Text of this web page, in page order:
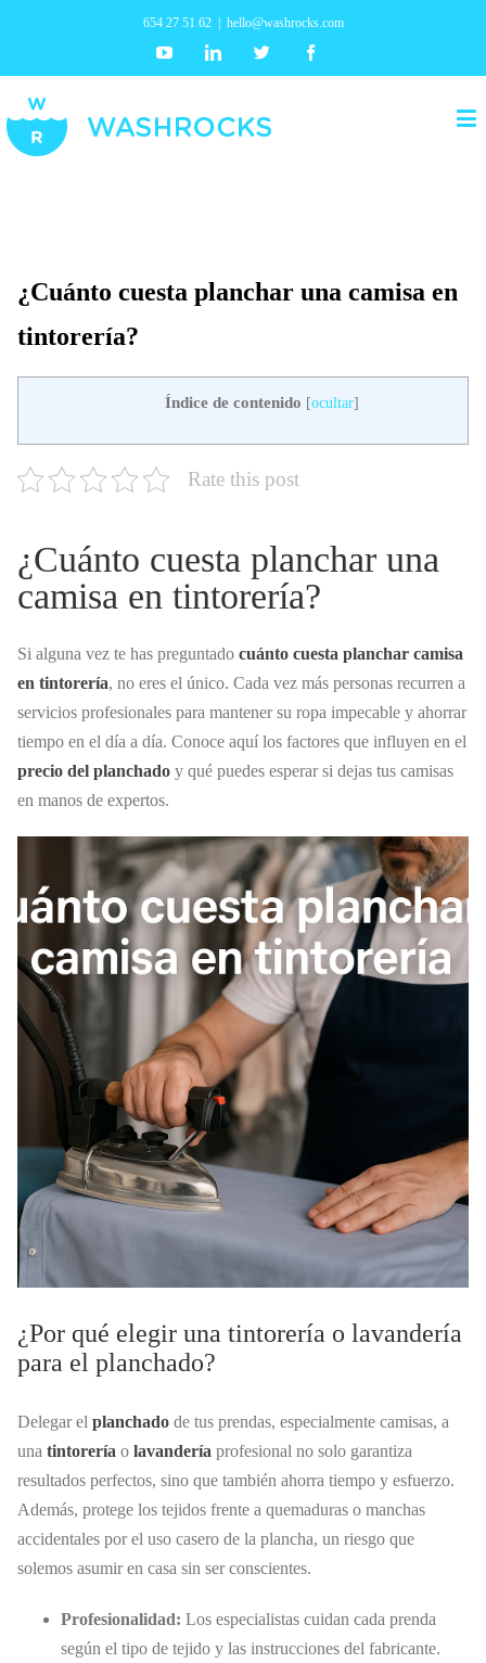
654 27 51 62 hello@washrocks.com
YoutubeLinkedin Twitter
¿Cuánto cuesta planchar una camisa en
tintorería?
Índice de contenido [ocultar]
Rate this post
¿Cuánto cuesta planchar una
camisa en tintorería?
Si alguna vez te has preguntado cuánto cuesta planchar camisa
en tintorería, no eres el único. Cada vez más personas recurren a
servicios profesionales para mantener su ropa impecable y ahorrar
tiempo en el día a día. Conoce aquí los factores que influyen en el
precio del planchado y qué puedes esperar si dejas tus camisas
en manos de expertos.
¿Por qué elegir una tintorería o lavandería
para el planchado?
Delegar el planchado de tus prendas, especialmente camisas, a
una tintorería o lavandería profesional no solo garantiza
resultados perfectos, sino que también ahorra tiempo y esfuerzo.
Además, protege los tejidos frente a quemaduras o manchas
accidentales por el uso casero de la plancha, un riesgo que
solemos asumir en casa sin ser conscientes.
Profesionalidad: Los especialistas cuidan cada prenda
según el tipo de tejido y las instrucciones del fabricante.